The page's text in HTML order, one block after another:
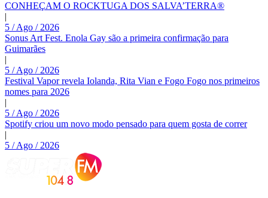
CONHEÇAM O ROCKTUGA DOS SALVA’TERRA®
|
5 / Ago / 2026
Sonus Art Fest. Enola Gay são a primeira confirmação para
Guimarães
|
5 / Ago / 2026
Festival Vapor revela Iolanda, Rita Vian e Fogo Fogo nos primeiros
nomes para 2026
|
5 / Ago / 2026
Spotify criou um novo modo pensado para quem gosta de correr
|
5 / Ago / 2026